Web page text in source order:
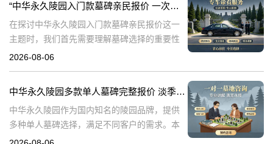
“中华永久陵园入门款墓碑亲民报价 一次性付清享折上折：超值优惠与便捷选择的完美结合”
在探讨中华永久陵园入门款墓碑亲民报价这一
主题时，我们首先需要理解墓碑选择的重要性
及其对逝者与生者的影响。墓碑不仅是对逝者
2026-08-06
中华永久陵园多款单人墓碑完整报价 淡季下单直降数千元详解
中华永久陵园作为国内知名的陵园品牌，提供
多种单人墓碑选择，满足不同客户的需求。本
文将详细介绍中华永久陵园多款单人墓碑的完